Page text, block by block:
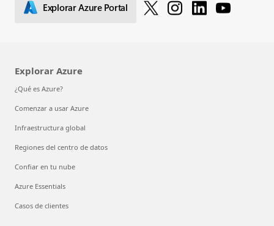
Explorar Azure Portal
Explorar Azure
¿Qué es Azure?
Comenzar a usar Azure
Infraestructura global
Regiones del centro de datos
Confiar en tu nube
Azure Essentials
Casos de clientes